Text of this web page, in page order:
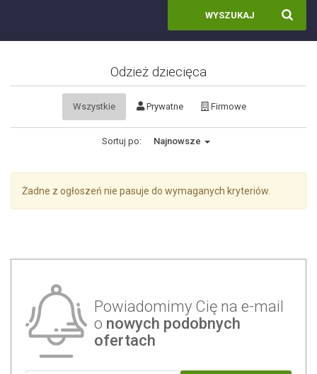
WYSZUKAJ
Odzież dziecięca
Wszystkie Prywatne Firmowe
Sortuj po: Najnowsze
Żadne z ogłoszeń nie pasuje do wymaganych kryteriów.
Powiadomimy Cię na e-mail
o nowych podobnych
ofertach